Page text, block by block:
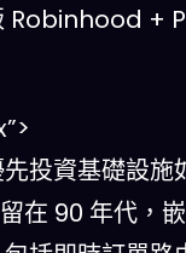
Robinhood +
投資基礎設
在 90 年代，